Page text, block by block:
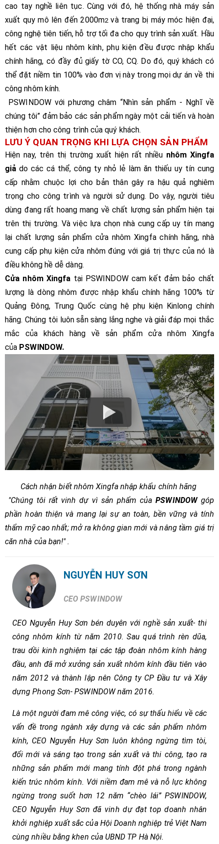
cao tay nghề liên tục. Cùng với đó, hệ thống nhà máy sản
xuất quy mô lên đến 2000m2và trang bị máy móc hiện đại,
công nghệ tiên tiến, hỗ trợ tối đa cho quy trình sản xuất. Hầu
hết các vật liệu nhôm kính, phụ kiện đều được nhập khẩu
chính hãng, có đầy đủ giấy tờ CO, CQ. Do đó, quý khách có
thể đặt niềm tin 100% vào đơn vị này trong mọi dự án về thi
công nhôm kính.
PSWINDOW với phương châm “Nhìn sản phẩm - Nghĩ về
chúng tôi” đảm bảo các sản phẩm ngày một cải tiến và hoàn
thiện hơn cho công trình của quý khách.
LƯU Ý QUAN TRỌNG KHI LỰA CHỌN SẢN PHẨM
Hiện nay, trên thị trường xuất hiện rất nhiều nhôm Xingfa
giả do các cá thể, công ty nhỏ lẻ làm ăn thiếu uy tín cung
cấp nhằm chuộc lợi cho bản thân gây ra hậu quả nghiêm
trọng cho công trình và người sử dụng. Do vậy, người tiêu
dùng đang rất hoang mang về chất lượng sản phẩm hiện tại
trên thị trường. Và việc lựa chọn nhà cung cấp uy tín mang
lại chất lượng sản phẩm cửa nhôm Xingfa chính hãng, nhà
cung cấp phụ kiện cửa nhôm đúng với giá trị thực của nó là
điều không hề dễ dàng.
Cửa nhôm Xingfa tại PSWINDOW cam kết đảm bảo chất
lượng là dòng nhôm được nhập khẩu chính hãng 100% từ
Quảng Đông, Trung Quốc cùng hệ phụ kiện Kinlong chính
hãng. Chúng tôi luôn sẵn sàng lắng nghe và giải đáp mọi thắc
mắc của khách hàng về sản phẩm cửa nhôm Xingfa
của PSWINDOW.
Cách nhận biết nhôm Xingfa nhập khẩu chính hãng
"Chúng tôi rất vinh dự vì sản phẩm củaPSWINDOWgóp
phần hoàn thiện và mang lại sự an toàn, bền vững và tính
thẩm mỹ cao nhất; mở ra không gian mới và nâng tầm giá trị
căn nhà của bạn!" .
NGUYỄN HUY SƠN
CEO PSWINDOW
CEO Nguyễn Huy Sơn bén duyên với nghề sản xuất- thi
công nhôm kính từ năm 2010. Sau quá trình rèn dũa,
trau dồi kinh nghiệm tại các tập đoàn nhôm kính hàng
đầu, anh đã mở xưởng sản xuất nhôm kính đầu tiên vào
năm 2012 và thành lập nên Công ty CP Đầu tư và Xây
dựng Phong Sơn- PSWINDOW năm 2016.
Là một người đam mê công việc, có sự thấu hiểu về các
vấn đề trong ngành xây dựng và các sản phẩm nhôm
kính, CEO Nguyễn Huy Sơn luôn không ngừng tìm tòi,
đổi mới và sáng tạo trong sản xuất và thi công, tạo ra
những sản phẩm mới mang tính đột phá trong ngành
kiến trúc nhôm kính. Với niềm đam mê và nỗ lực không
ngừng trong suốt hơn 12 năm “chèo lái” PSWINDOW,
CEO Nguyễn Huy Sơn đã vinh dự đạt top doanh nhân
khởi nghiệp xuất sắc của Hội Doanh nghiệp trẻ Việt Nam
cùng nhiều bằng khen của UBND TP Hà Nội.